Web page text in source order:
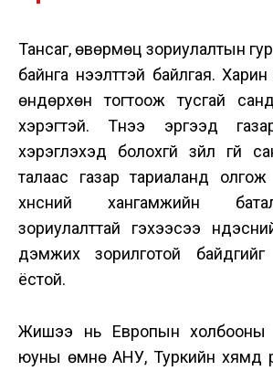
Тансаг, өвөрмөц зориулалтын
байнга нээлттэй байлгая. Харин
өндөрхөн тогтоож тусгай
хэрэгтэй. Түүнээ эргээд
хэрэглэхэд болохгүй зүйл үгүй
талаас газар тариаланд
хүнсний хангамжийн
зориулалттай гэхээсээ
дэмжих зорилготой
ёстой.
Жишээ нь Европын холбооны
юуны өмнө АНУ, Туркийн хямд